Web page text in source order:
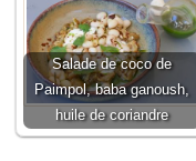
Salade de coco de
Paimpol, baba ganoush,
huile de coriandre